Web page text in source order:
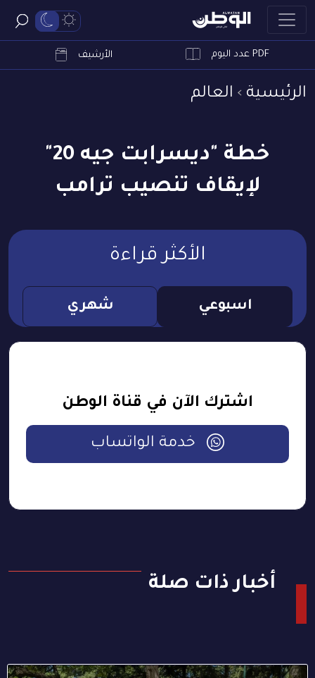
PDF عدد اليوم الأرشيف
الرئيسية العالم
خطة "ديسرابت جيه 20"
لإيقاف تنصيب ترامب
الأكثر قراءة
اسبوعي شهري
اشترك الآن في قناة الوطن
خدمة الواتساب
أخبار ذات صلة